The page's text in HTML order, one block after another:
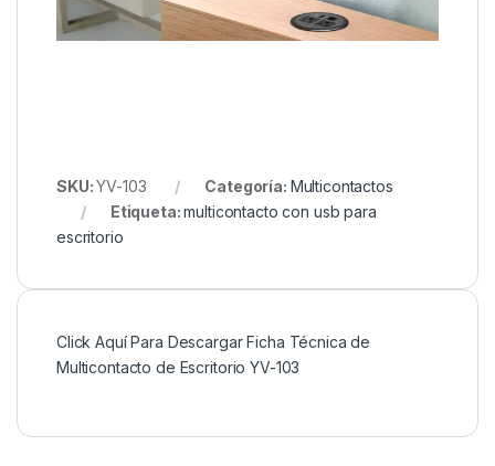
SKU:YV-103 Categoría: Multicontactos
Etiqueta:multicontacto con usb para
escritorio
Click Aquí Para Descargar Ficha Técnica de
Multicontacto de Escritorio YV-103